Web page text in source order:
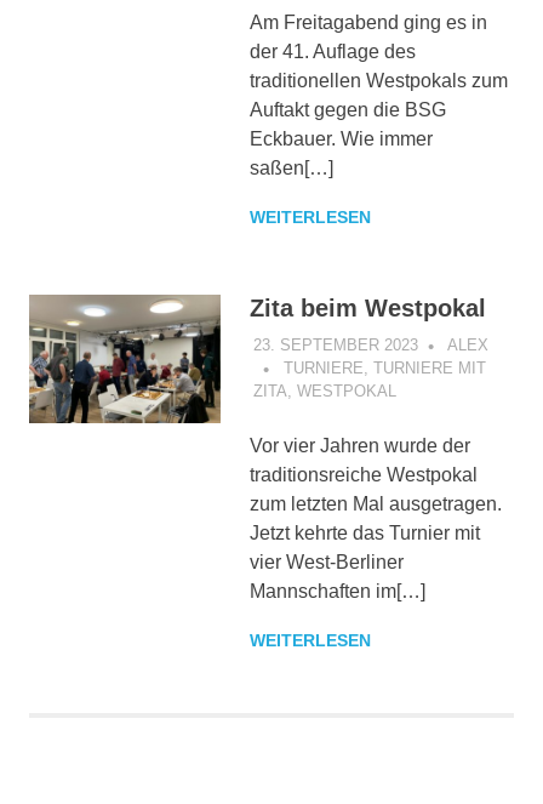
Am Freitagabend ging es in
der 41. Auflage des
traditionellen Westpokals zum
Auftakt gegen die BSG
Eckbauer. Wie immer
saßen[…]
WEITERLESEN
Zita beim Westpokal
23. SEPTEMBER 2023
ALEX
TURNIERE, TURNIERE MIT
ZITA, WESTPOKAL
Vor vier Jahren wurde der
traditionsreiche Westpokal
zum letzten Mal ausgetragen.
Jetzt kehrte das Turnier mit
vier West-Berliner
Mannschaften im[…]
WEITERLESEN